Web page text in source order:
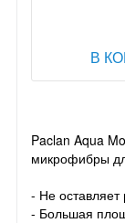
В
Paclan Aqua
микрофибры
- Не оставляет
- Большая